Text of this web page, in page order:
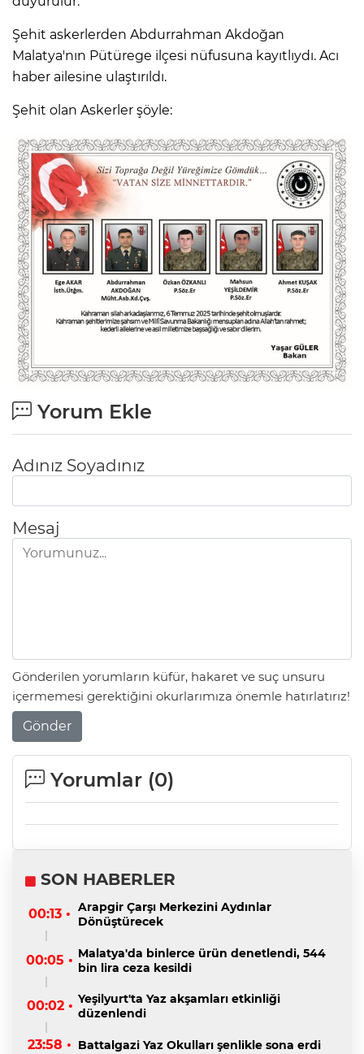
Şehit askerlerden Abdurrahman Akdoğan
Malatya'nın Pütürege ilçesi nüfusuna kayıtlıydı. Acı
haber ailesine ulaştırıldı.
Şehit olan Askerler şöyle:
Yorum Ekle
Adınız Soyadınız
Mesaj
Gönderilen yorumların küfür, hakaret ve suç unsuru
içermemesi gerektiğini okurlarımıza önemle hatırlatırız!
Gönder
Yorumlar (0)
SON HABERLER
00:13 • Arapgir Çarşı Merkezini Aydınlar
Dönüştürecek
00:05 • Malatya'da binlerce ürün denetlendi, 544
bin lira ceza kesildi
00:02 • Yeşilyurt'ta Yaz akşamları etkinliği
düzenlendi
23:58 • Battalgazi Yaz Okulları şenlikle sona erdi